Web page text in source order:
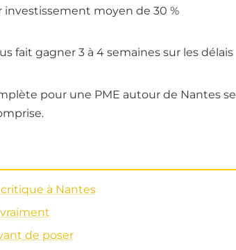
investissement moyen de 30 %
fait gagner 3 à 4 semaines sur les délais
pour une PME autour de Nantes se
à Nantes
de poser